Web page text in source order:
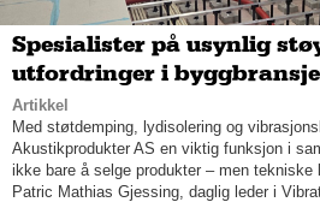
Spesialister på usynlig
utfordringer i
Artikkel
Med støtdemping, lydisolering og
Akustikprodukter AS en viktig funksjon i
ikke bare å selge produkter – men tekniske
Patric Mathias Gjessing, daglig leder i